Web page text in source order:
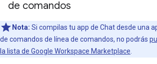
de comandos
Nota: Si compilas tu app de Chat desde una
de comandos de línea de comandos, no podrás
la lista de Google Workspace Marketplace.